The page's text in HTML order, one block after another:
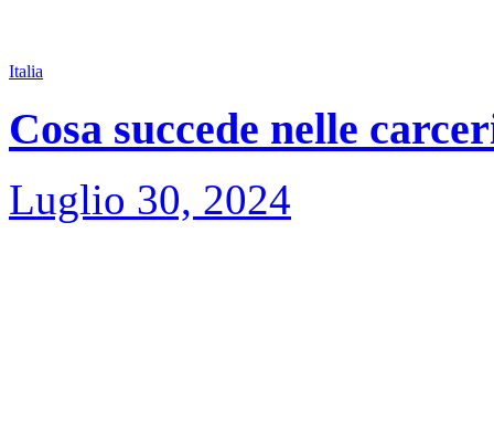
Italia
Cosa succede nelle
Luglio 30, 2024